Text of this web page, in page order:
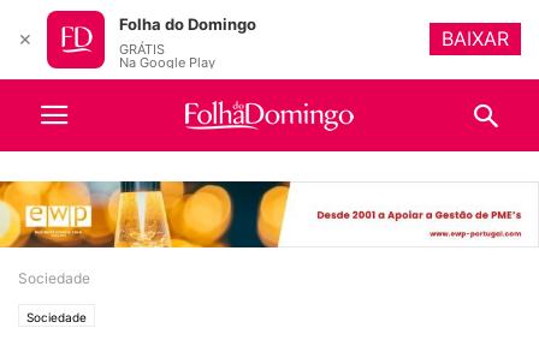
Sociedade
Sociedade
✕
Folha do Domingo
GRÁTIS
Na Google Play
BAIXAR